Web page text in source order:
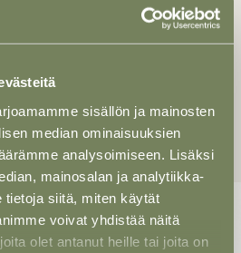
sisällön ja mainosten
median ominaisuuksien
analysoimiseen. Lisäksi
mainosalan ja analytiikka-
tietoja siitä, miten käytät
voivat yhdistää näitä
olet antanut heille tai joita on